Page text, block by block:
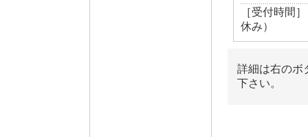
［受付時間
休み）
詳細は右のボ
下さい。